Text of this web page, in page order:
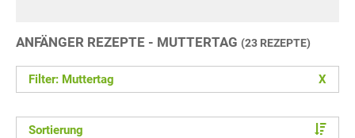
ANFÄNGER REZEPTE - MUTTERTAG (23 REZEPTE)
Filter: Muttertag X
Sortierung